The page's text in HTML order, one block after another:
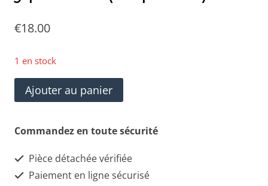
€18.00
1 en stock
quantité
de
Poignées
(AVD-
AVG)
Ajouter au panier
Commandez en toute sécurité
Pièce détachée vérifiée
Paiement en ligne sécurisé